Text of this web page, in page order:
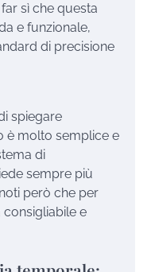
sì che questa
e funzionale,
di precisione
spiegare
è molto semplice e
di
sempre più
però che per
consigliabile e